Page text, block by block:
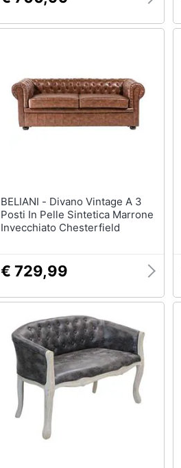
BELIANI - Divano Vintage A 3
Posti In Pelle Sintetica Marrone
Invecchiato Chesterfield
€ 729,99